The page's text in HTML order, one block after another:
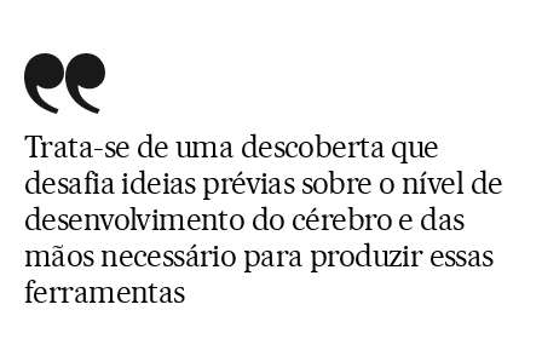
Trata-se de uma descoberta que
desafia ideias prévias sobre o nível de
desenvolvimento do cérebro e das
mãos necessário para produzir essas
ferramentas